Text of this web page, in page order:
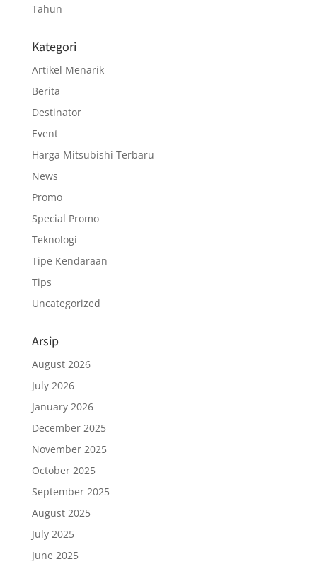
Tahun
Kategori
Artikel Menarik
Berita
Destinator
Event
Harga Mitsubishi Terbaru
News
Promo
Special Promo
Teknologi
Tipe Kendaraan
Tips
Uncategorized
Arsip
August 2026
July 2026
January 2026
December 2025
November 2025
October 2025
September 2025
August 2025
July 2025
June 2025